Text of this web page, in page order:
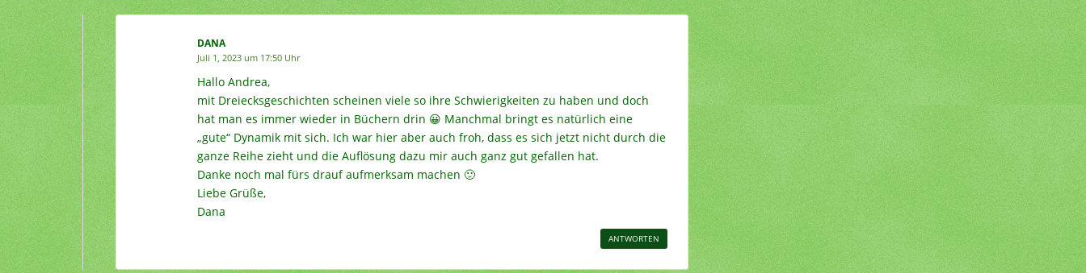
DANA
Juli 1, 2023 um 17:50 Uhr
Hallo Andrea,
mit Dreiecksgeschichten scheinen viele so ihre Schwierigkeiten zu haben und doch
hat man es immer wieder in Büchern drin 😀 Manchmal bringt es natürlich eine
„gute“ Dynamik mit sich. Ich war hier aber auch froh, dass es sich jetzt nicht durch die
ganze Reihe zieht und die Auflösung dazu mir auch ganz gut gefallen hat.
Danke noch mal fürs drauf aufmerksam machen 🙂
Liebe Grüße,
Dana
ANTWORTEN